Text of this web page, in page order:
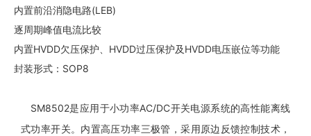
内置前沿消隐电路(LEB)
逐周期峰值电流比较
内置HVDD欠压保护、HVDD过压保护及HVDD电压嵌位等功能
封装形式：SOP8
SM8502是应用于小功率AC/DC开关电源系统的高性能离线
式功率开关。内置高压功率三极管，采用原边反馈控制技术，